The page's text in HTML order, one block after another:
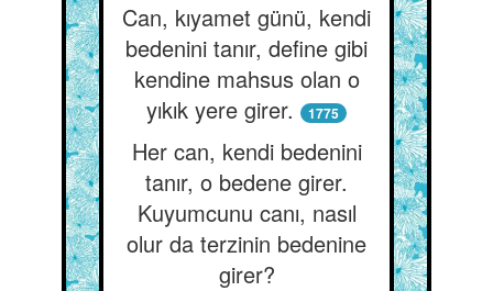
Can, kıyamet günü, kendi
bedenini tanır, define gibi
kendine mahsus olan o
yıkık yere girer.
1775
Her can, kendi bedenini
tanır, o bedene girer.
Kuyumcunu canı, nasıl
olur da terzinin bedenine
girer?